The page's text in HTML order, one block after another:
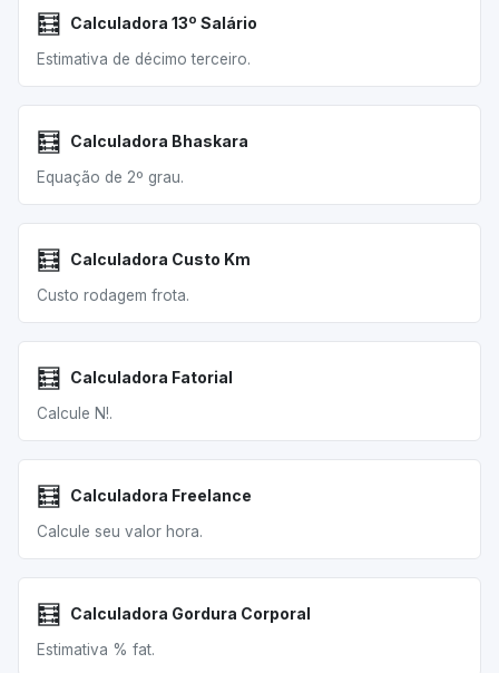
🧮 Calculadora 13º Salário
Estimativa de décimo terceiro.
🧮 Calculadora Bhaskara
Equação de 2º grau.
🧮 Calculadora Custo Km
Custo rodagem frota.
🧮 Calculadora Fatorial
Calcule N!.
🧮 Calculadora Freelance
Calcule seu valor hora.
🧮 Calculadora Gordura Corporal
Estimativa % fat.